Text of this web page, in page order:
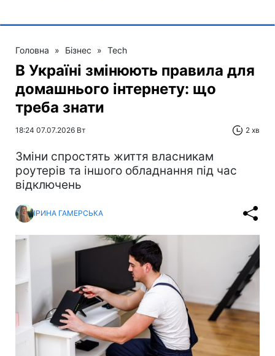
Головна » Бізнес » Tech
В Україні змінюють правила для
домашнього інтернету: що
треба знати
18:24 07.07.2026 Вт 2 хв
Зміни спростять життя власникам
роутерів та іншого обладнання під час
відключень
ІРИНА ГАМЕРСЬКА